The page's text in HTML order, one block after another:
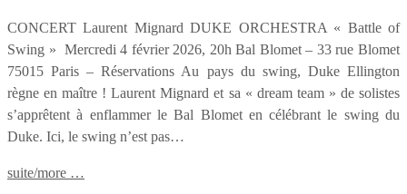
CONCERT Laurent Mignard DUKE ORCHESTRA « Battle of
Swing » Mercredi 4 février 2026, 20h Bal Blomet – 33 rue Blomet
75015 Paris – Réservations Au pays du swing, Duke Ellington
règne en maître ! Laurent Mignard et sa « dream team » de solistes
s’apprêtent à enflammer le Bal Blomet en célébrant le swing du
Duke. Ici, le swing n’est pas…
suite/more …